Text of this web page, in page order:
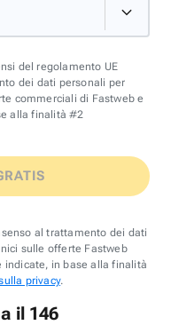
del regolamento UE
dei dati personali per
commerciali di Fastweb e
alla finalità #2
al trattamento dei dati
sulle offerte Fastweb
indicate, in base alla finalità
privacy.
il 146